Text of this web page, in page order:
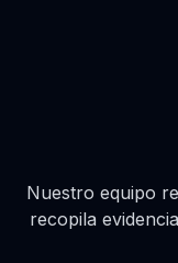
Nuestro equipo
recopila